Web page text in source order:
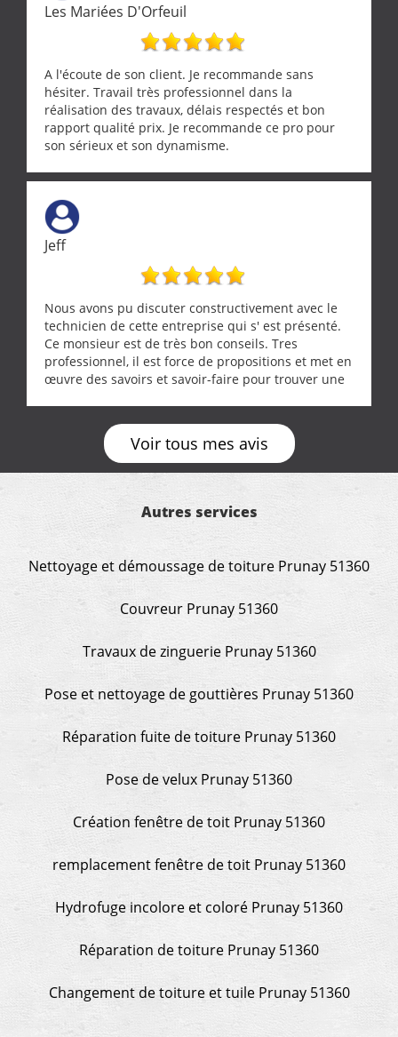
Les Mariées D'Orfeuil
A l'écoute de son client. Je recommande sans
hésiter. Travail très professionnel dans la
réalisation des travaux, délais respectés et bon
rapport qualité prix. Je recommande ce pro pour
son sérieux et son dynamisme.
Jeff
Nous avons pu discuter constructivement avec le
technicien de cette entreprise qui s' est présenté.
Ce monsieur est de très bon conseils. Tres
professionnel, il est force de propositions et met en
œuvre des savoirs et savoir-faire pour trouver une
ne se trouve que chez les pationnés de leur métier.
Merci a ce monsieur pour sa disponibilité
Voir tous mes avis
Autres services
Nettoyage et démoussage de toiture Prunay 51360
Couvreur Prunay 51360
Travaux de zinguerie Prunay 51360
Pose et nettoyage de gouttières Prunay 51360
Réparation fuite de toiture Prunay 51360
Pose de velux Prunay 51360
Création fenêtre de toit Prunay 51360
remplacement fenêtre de toit Prunay 51360
Hydrofuge incolore et coloré Prunay 51360
Réparation de toiture Prunay 51360
Changement de toiture et tuile Prunay 51360